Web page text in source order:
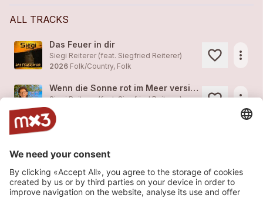
ALL TRACKS
Das Feuer in dir
Siegi Reiterer (feat. Siegfried Reiterer)
2026 Folk/Country, Folk
more_horiz
Wenn die Sonne rot im Meer versinkt
Siegi Reiterer (feat. Siegfried Reiterer)
2024
more_horiz
Schuld war nicht der Sommerwind
2024Folk/Country, Folk
Du passt genau in meine Träume
Siegi Reiterer (feat. Siegfried Reiterer)
more_horiz